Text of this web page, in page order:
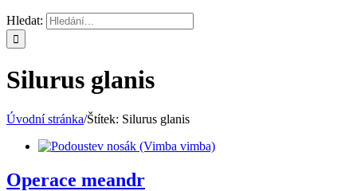
Hledat:
Silurus glanis
Úvodní stránka/Štítek: Silurus glanis
Operace meandr